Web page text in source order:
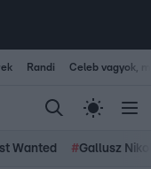
Randi Celeb vagyok,
Wanted #Gallusz